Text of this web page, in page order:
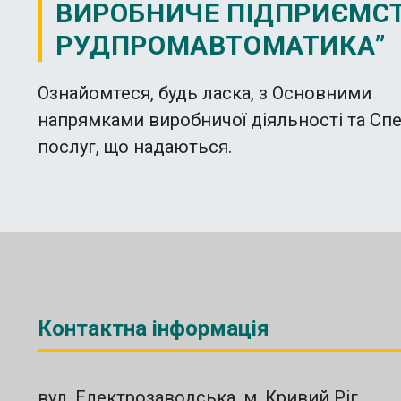
ВИРОБНИЧЕ
РУДПРОМАВТОМАТИКА”
Ознайомтеся, будь ласка, з Основними
напрямками виробничої діяльності та
послуг, що надаються.
Контактна інформація